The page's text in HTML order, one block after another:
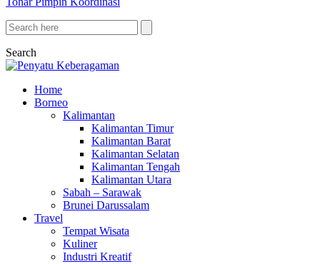
Search
Home
Borneo
Kalimantan
Kalimantan Timur
Kalimantan Barat
Kalimantan Selatan
Kalimantan Tengah
Kalimantan Utara
Sabah – Sarawak
Brunei Darussalam
Travel
Tempat Wisata
Kuliner
Industri Kreatif